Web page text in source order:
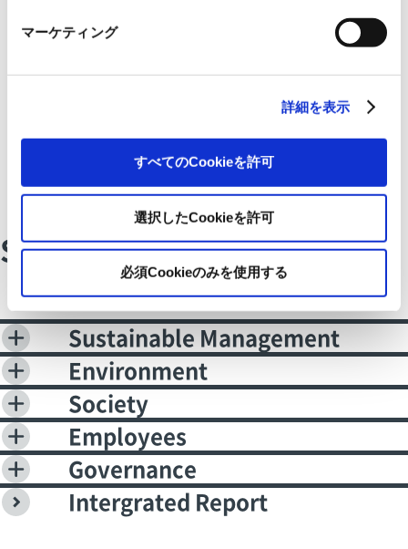
マーケティング
詳細を表示
すべてのCookieを許可
選択したCookieを許可
必須Cookieのみを使用する
Sustainability
Sustainable Management
Environment
Society
Employees
Governance
Intergrated Report